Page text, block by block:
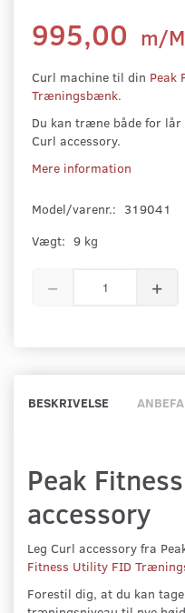
995,00 m/
Curl machine til din Peak
Træningsbænk.
Du kan træne både for lår
Curl accessory.
Mere information
Model/varenr.: 319041
Vægt: 9 kg
BESKRIVELSE
Peak
accessory
Leg Curl accessory fra
Fitness Utility FID
Forestil dig, at du kan